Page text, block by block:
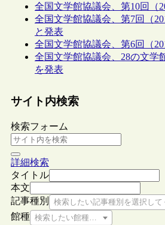
全国文学館協議会、第10回（
全国文学館協議会、第7回（
と発表
全国文学館協議会、第6回（
全国文学館協議会、28の文
を発表
サイト内検索
検索フォーム
詳細検索
タイトル
本文
記事種別
検索したい記事種別を選択して
館種 検索したい館種を選択してください